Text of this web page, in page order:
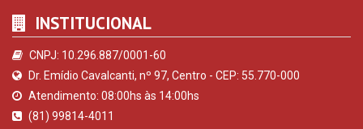
INSTITUCIONAL
CNPJ: 10.296.887/0001-60
Dr. Emídio Cavalcanti, nº 97, Centro - CEP: 55.770-000
Atendimento: 08:00hs às 14:00hs
(81) 99814-4011